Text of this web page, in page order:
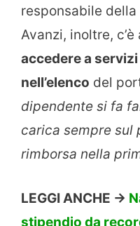
responsabile
Avanzi, inoltre,
accedere a
nell’elenco del
dipendente si fa
carica sempre sul
rimborsa nella
LEGGI ANCHE ->
stipendio da